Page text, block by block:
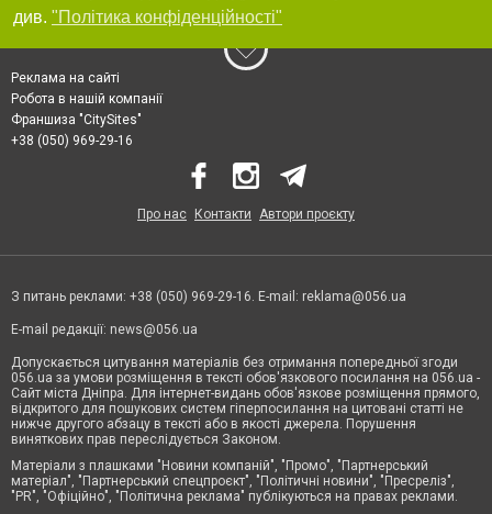
див. "Політика конфіденційності"
Реклама на сайті
Робота в нашій компанії
Франшиза "CitySites"
+38 (050) 969-29-16
Про нас Контакти Автори проєкту
З питань реклами: +38 (050) 969-29-16. E-mail: reklama@056.ua
E-mail редакції: news@056.ua
Допускається цитування матеріалів без отримання попередньої згоди
056.ua за умови розміщення в тексті обов'язкового посилання на 056.ua -
Сайт міста Дніпра. Для інтернет-видань обов'язкове розміщення прямого,
відкритого для пошукових систем гіперпосилання на цитовані статті не
нижче другого абзацу в тексті або в якості джерела. Порушення
виняткових прав переслідується Законом.
Матеріали з плашками "Новини компаній", "Промо", "Партнерський
матеріал", "Партнерський спецпроєкт", "Політичні новини", "Пресреліз",
"PR", "Офіційно", "Політична реклама" публікуються на правах реклами.